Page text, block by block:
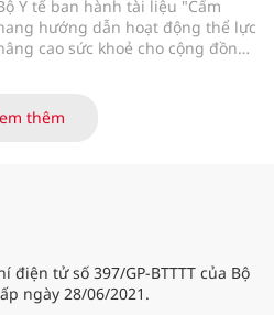
Y tế ban hành tài liệu "Cẩm
hướng dẫn hoạt động thể lực
cao sức khoẻ cho cộng đồng"
thể lực; Khuyến cáo hoạt
động thể lực phù hợp theo nhóm
thêm
điện tử số 397/GP-BTTTT của Bộ
ngày 28/06/2021.